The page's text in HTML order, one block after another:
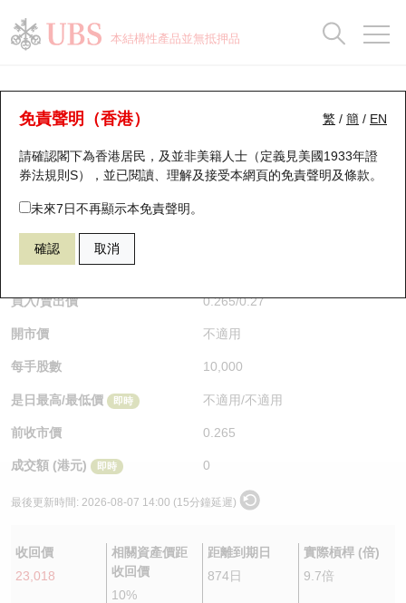
本結構性產品並無抵押品
繁 / 簡 / EN
免責聲明（香港）
請確認閣下為香港居民，及並非美籍人士（定義見美國1933年證
券法規則S），並已閱讀、理解及接受本網頁的免責聲明及條款。
未來7日不再顯示本免責聲明。
確認 取消
牛熊證分析儀
表現 街貨統計 比較
56236 瑞銀牛證 HSI 恒生指數
$0.265 即時
買入/賣出價 0.265/0.27
開市價 不適用
每手股數 10,000
是日最高/最低價 即時 不適用/不適用
前收市價 0.265
成交額 (港元) 即時 0
最後更新時間: 2026-08-07 14:00 (15分鐘延遲)
收回價
23,018
相關資產價距
收回價
10%
距離到期日
874日
實際槓桿 (倍)
9.7倍
瑞銀認股證一覽
新發行瑞銀認股證
即將到期認股證
認股證到期結算價查詢
認股證分析儀
認股證速算機
認股證/牛熊證日誌
認股證文件及公告
街貨統計
比較
牛熊全景快搜
牛熊證搜尋
牛熊證街貨分佈圖
正股牛熊證列表
新發行瑞銀牛熊證
已收回牛熊證剩餘價值
牛熊證到期結算價查詢
牛熊證分析儀
牛熊證文件及公告
街貨統計
比較
十大升幅/跌幅
十大認股證成交分佈
十天股證佔大市成交
資金流
街貨統計
三十大平均引伸波幅
正股分析儀
二十大活躍股份
恒指成份股
國指成份股
科指成份股
相關資產沽空
中資ETFs溢價比較
AH 股價對照
持股比重
顯示所有持股比重
每月輪證大市專題
輪證專欄
講座及教育短片
認股證投資者教育
牛熊證投資者教育
認股證牛熊證常問問題